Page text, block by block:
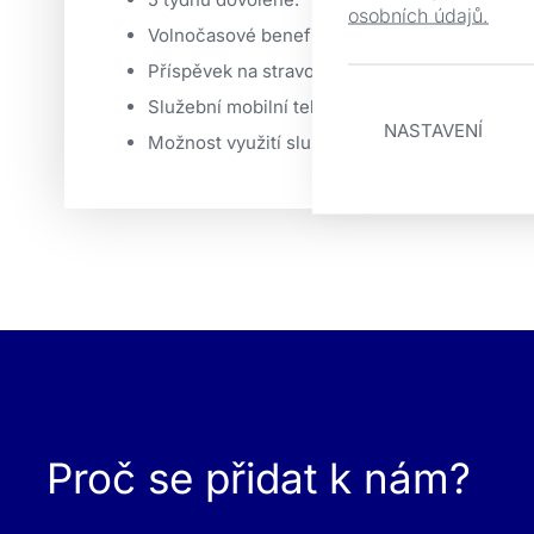
osobních údajů.
NASTAVENÍ
Volnočasové benefity s kartou Edenred.
Příspěvek na stravování.
Služební mobilní telefon s výhodným
Možnost využití služebního automobilu.
Proč se přidat k nám?